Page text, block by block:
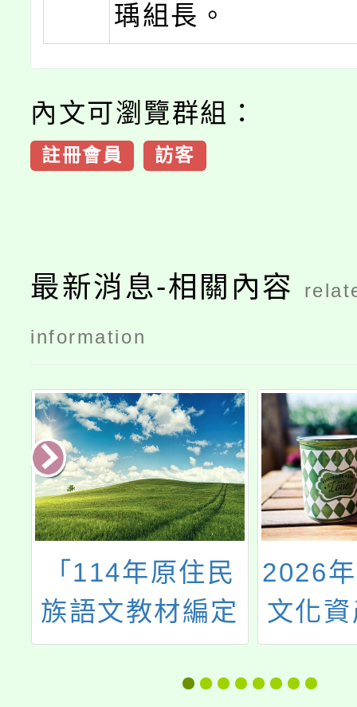
瑀組長。
內文可瀏覽群組：
註冊會員 訪客
最新消息-相關內容
information
「114年原住民
族語文教材編定
基準工作坊」
（高雄場次）
2026
文化
際講
光：